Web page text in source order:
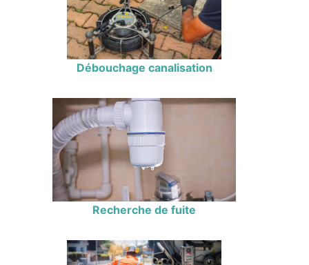
Débouchage canalisation
Recherche de fuite